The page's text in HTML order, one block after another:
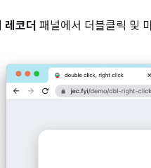
레코더 패널에서 더블클릭 및